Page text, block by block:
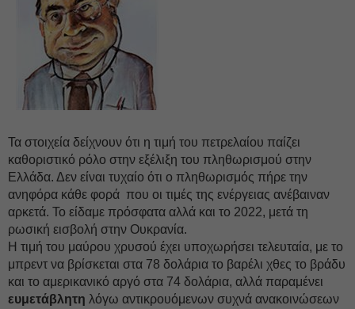
Τα στοιχεία δείχνουν ότι η τιμή του πετρελαίου παίζει
καθοριστικό ρόλο στην εξέλιξη του πληθωρισμού στην
Ελλάδα. Δεν είναι τυχαίο ότι ο πληθωρισμός πήρε την
ανηφόρα κάθε φορά που οι τιμές της ενέργειας ανέβαιναν
αρκετά. Το είδαμε πρόσφατα αλλά και το 2022, μετά τη
ρωσική εισβολή στην Ουκρανία.
Η τιμή του μαύρου χρυσού έχει υποχωρήσει τελευταία, με το
μπρεντ να βρίσκεται στα 78 δολάρια το βαρέλι χθες το βράδυ
και το αμερικανικό αργό στα 74 δολάρια, αλλά παραμένει
ευμετάβλητη λόγω αντικρουόμενων συχνά ανακοινώσεων